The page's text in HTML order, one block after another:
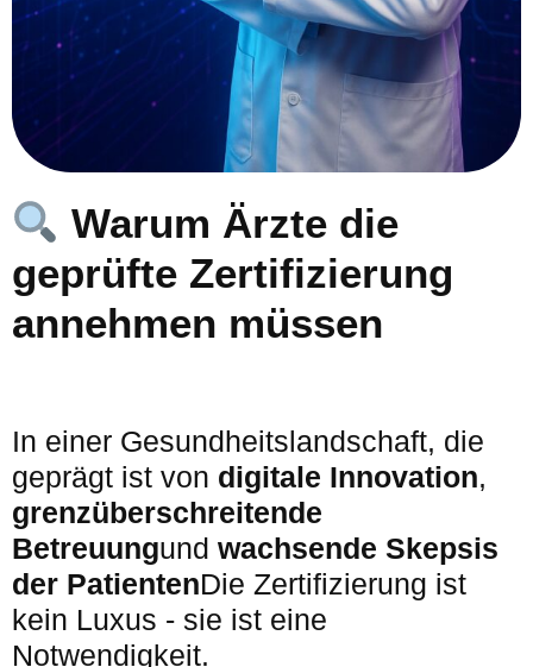
Warum Ärzte die
geprüfte Zertifizierung
annehmen müssen
In einer Gesundheitslandschaft, die
geprägt ist von digitale Innovation,
grenzüberschreitende
Betreuungund wachsende Skepsis
der PatientenDie Zertifizierung ist
kein Luxus - sie ist eine
Notwendigkeit.